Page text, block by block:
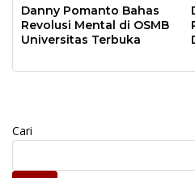
Danny Pomanto Bahas
Revolusi Mental di OSMB
Universitas Terbuka
Cari